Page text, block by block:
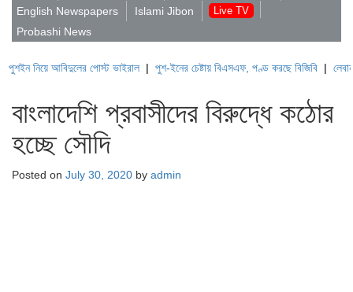
English Newspapers
Islami Jibon Live TV
Probashi News
আবিদুলের পোস্ট ভাইরাল| পুশ-ইনের চেষ্টায় বিএসএফ, পণ্ড করছে বিজিবি|লেবাননের
বাংলাদেশি প্রবাসীদের বিরুদ্ধে কঠোর
হচ্ছে সৌদি
Posted on July 30, 2020 by admin